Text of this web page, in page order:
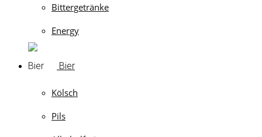
Bittergetränke
Energy
Bier
Kölsch
Pils